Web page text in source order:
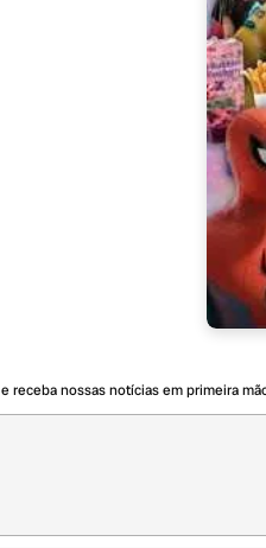
receba nossas notícias em primeira